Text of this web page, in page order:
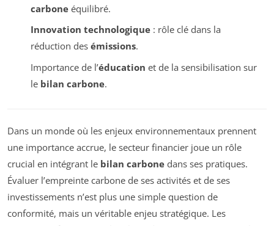
carboneéquilibré.
Innovation technologique: rôle clé dans la
réduction des émissions.
Importance de l’éducation et de la sensibilisation sur
le bilan carbone.
Dans un monde où les enjeux environnementaux prennent
une importance accrue, le secteur financier joue un rôle
crucial en intégrant le bilan carbone dans ses pratiques.
Évaluer l’empreinte carbone de ses activités et de ses
investissements n’est plus une simple question de
conformité, mais un véritable enjeu stratégique. Les